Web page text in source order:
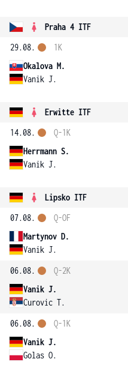
Praha 4 ITF
29.08.
Okalova M.
Vanik J.
1K
Erwitte ITF
14.08.
Herrmann S.
Vanik J.
Q-1K
Lipsko ITF
07.08.
Martynov D.
Vanik J.
Q-OF
06.08.
Vanik J.
Curovic T.
Q-2K
06.08.
Vanik J.
Golas O.
Q-1K